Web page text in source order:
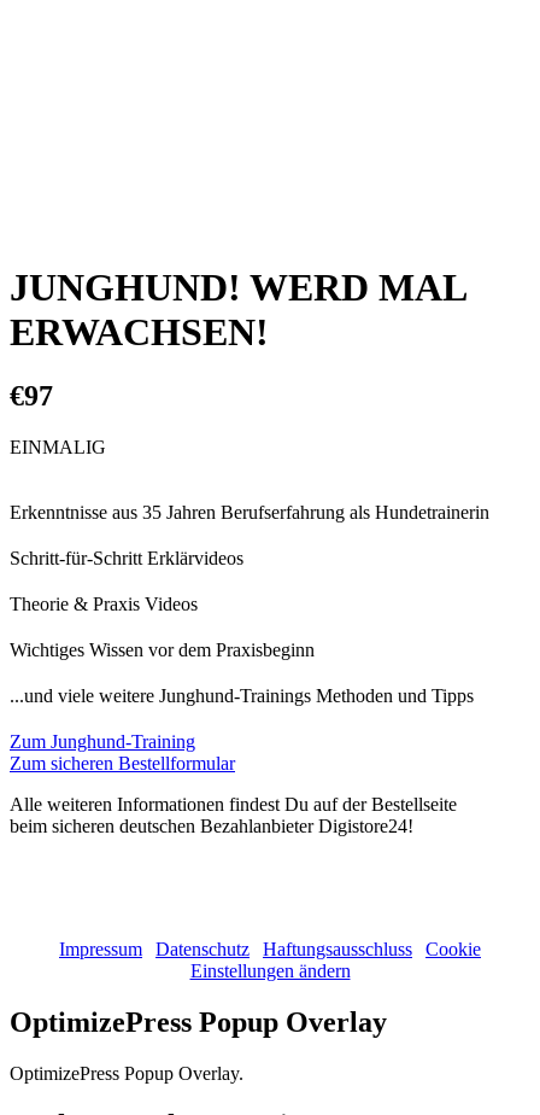
JUNGHUND! WERD MAL
ERWACHSEN!
€97
EINMALIG
Erkenntnisse aus 35 Jahren Berufserfahrung als Hundetrainerin
Schritt-für-Schritt Erklärvideos
Theorie & Praxis Videos
Wichtiges Wissen vor dem Praxisbeginn
...und viele weitere Junghund-Trainings Methoden und Tipps
Zum Junghund-Training
Zum sicheren Bestellformular
Alle weiteren Informationen findest Du auf der Bestellseite
beim sicheren deutschen Bezahlanbieter Digistore24!
Impressum
Datenschutz Haftungsausschluss
Cookie
Einstellungen ändern
OptimizePress Popup Overlay
OptimizePress Popup Overlay.